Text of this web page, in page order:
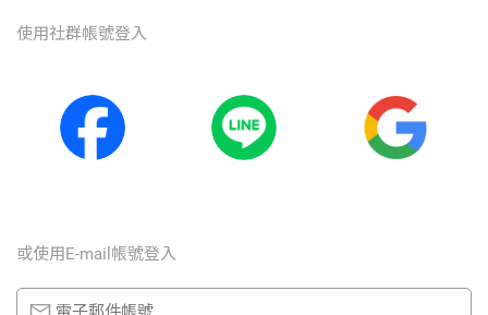
使⽤社群帳號登入
或使⽤E-mail帳號登入